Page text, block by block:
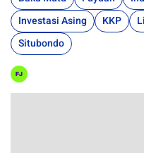
Investasi Asing
KKP
Situbondo